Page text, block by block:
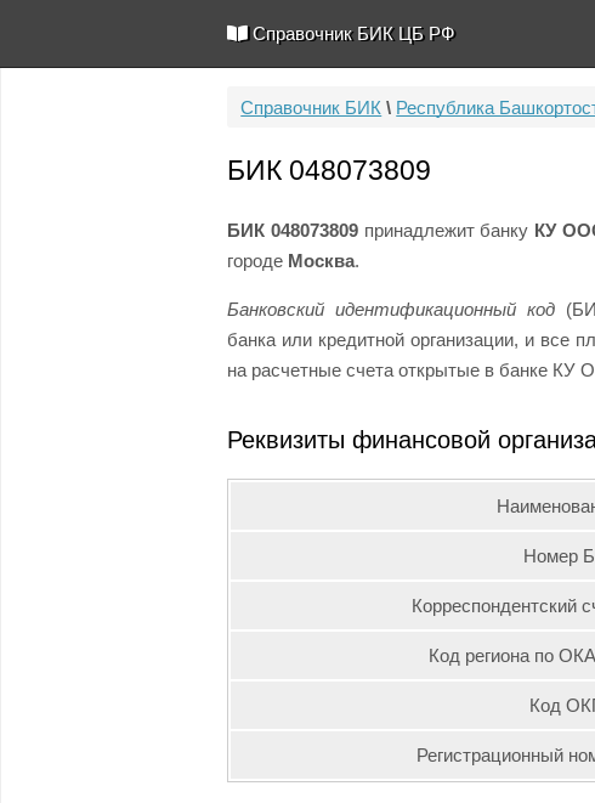
Справочник БИК ЦБ РФ
Справочник БИК \ Республика
БИК 048073809
БИК 048073809принадлежит банку КУ
городе Москва.
Банковский идентификационный код
банка или кредитной организации, и все
на расчетные счета открытые в банке
Реквизиты финансовой
Номер
Корреспондентский
Код региона по
Код
Регистрационный